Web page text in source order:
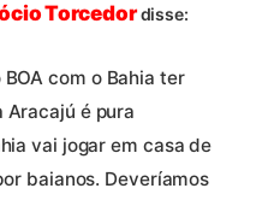
Torcedordisse:
com o Bahia ter
Aracajú é pura
vai jogar em casa de
baianos. Deveríamos